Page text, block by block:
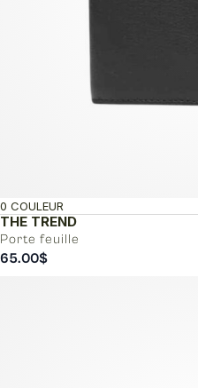
THE TREND
Porte feuille
0 COULEUR
65.00$